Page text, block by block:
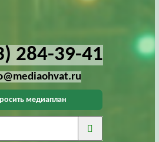
284-39-41
медиаплан